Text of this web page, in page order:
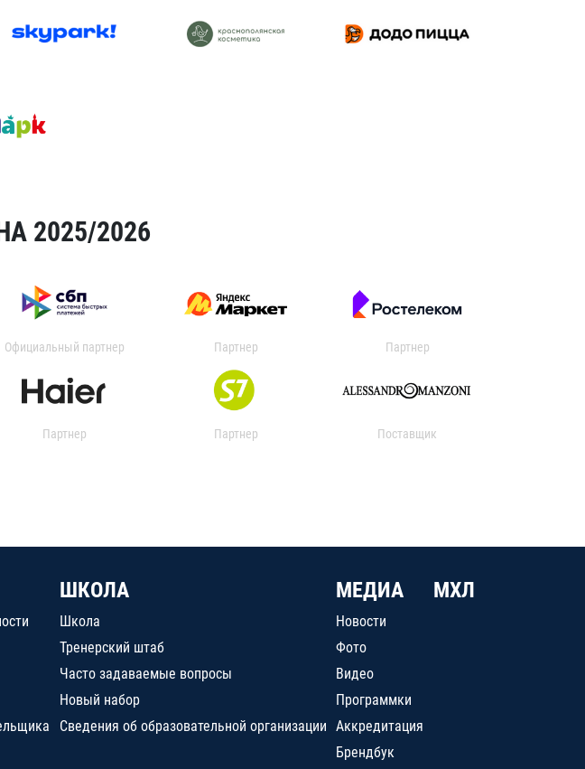
2025/2026
Официальный партнер Партнер Партнер
Партнер Партнер Поставщик
ШКОЛА
Школа
Тренерский штаб
Часто задаваемые вопросы
Новый набор
Сведения об образовательной организации
МЕДИА
Новости
Фото
Видео
Программки
Аккредитация
Брендбук
МХЛ